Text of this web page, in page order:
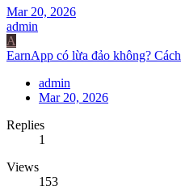
Mar 20, 2026
admin
A
EarnApp có lừa đảo không?
admin
Mar 20, 2026
Replies
1
Views
153